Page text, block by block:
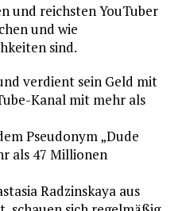
und reichsten YouTuber
und wie
sind.
verdient sein Geld mit
Kanal mit mehr als
Pseudonym „Dude
als 47 Millionen
Radzinskaya aus